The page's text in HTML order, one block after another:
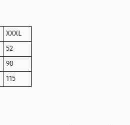
XXXL
52
90
115